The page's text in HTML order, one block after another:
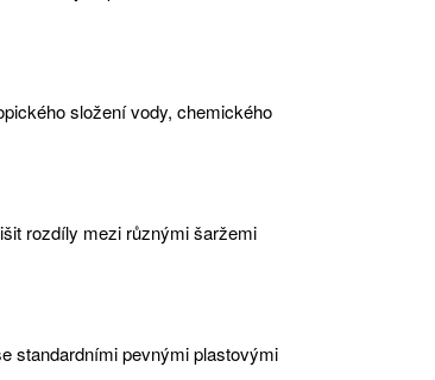
složení vody, chemického
rozdíly mezi různými šaržemi
standardními pevnými plastovými